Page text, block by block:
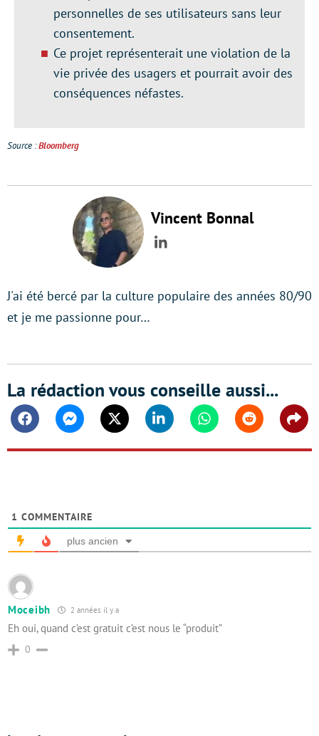
personnelles de ses utilisateurs sans leur
consentement.
Ce projet représenterait une violation de la
vie privée des usagers et pourrait avoir des
conséquences néfastes.
Source :Bloomberg
Vincent Bonnal
LinkedIn
J'ai été bercé par la culture populaire des années 80/90
et je me passionne pour…
La rédaction vous conseille aussi...
FacebookMessengerTwitter Linkedin WhatsappReddit
1 COMMENTAIRE
plus ancien
Moceibh 2 années il y a
Eh oui, quand c’est gratuit c’est nous le “produit”
0